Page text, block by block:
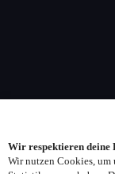
Wir respektieren deine
Wir nutzen Cookies, um